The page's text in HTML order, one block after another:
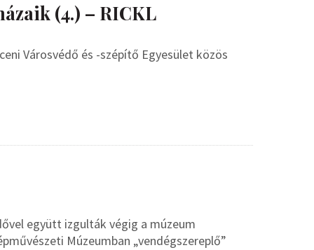
(4.) – RICKL
Városvédő és -szépítő Egyesület közös
együtt izgulták végig a múzeum
Múzeumban „vendégszereplő”